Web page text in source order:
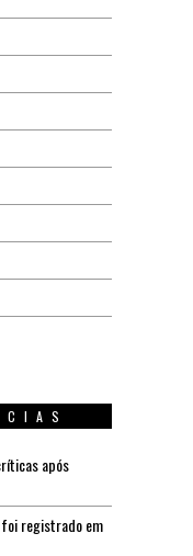
após
foi registrado em